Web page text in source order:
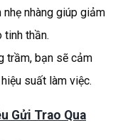
nhàng giúp giảm
thần.
trầm, bạn sẽ cảm
suất làm việc.
Gửi Trao Qua